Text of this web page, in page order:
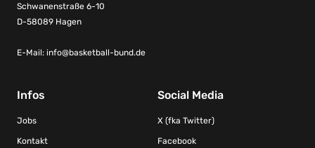
Schwanenstraße 6-10
D-58089 Hagen
E-Mail: info@basketball-bund.de
Infos
Jobs
Kontakt
Social Media
X (fka Twitter)
Facebook